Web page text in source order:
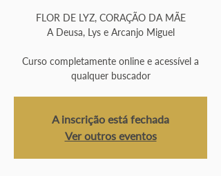
FLOR DE LYZ, CORAÇÃO DA MÃE
A Deusa, Lys e Arcanjo Miguel
Curso completamente online e acessível a
qualquer buscador
A inscrição está fechada
Ver outros eventos